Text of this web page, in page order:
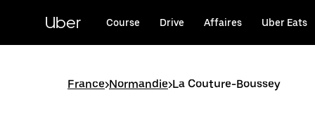
principal
Uber Course Drive Affaires Uber Eats
France>Normandie>La Couture-Boussey